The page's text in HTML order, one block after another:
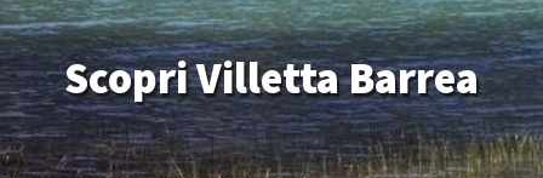
Scopri Villetta Barrea